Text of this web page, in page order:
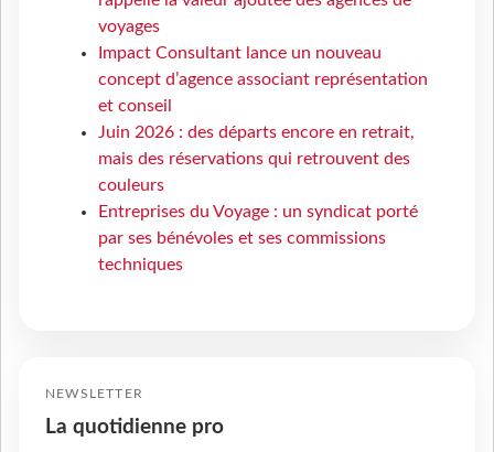
voyages
Impact Consultant lance un nouveau
concept d’agence associant représentation
et conseil
Juin 2026 : des départs encore en retrait,
mais des réservations qui retrouvent des
couleurs
Entreprises du Voyage : un syndicat porté
par ses bénévoles et ses commissions
techniques
NEWSLETTER
La quotidienne pro